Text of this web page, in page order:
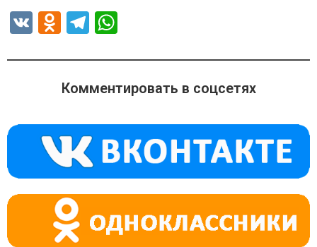
V
O
n
o
a
ss
ni
ki
T
e
gr
m
at
s
p
p
Комментировать в соцсетях